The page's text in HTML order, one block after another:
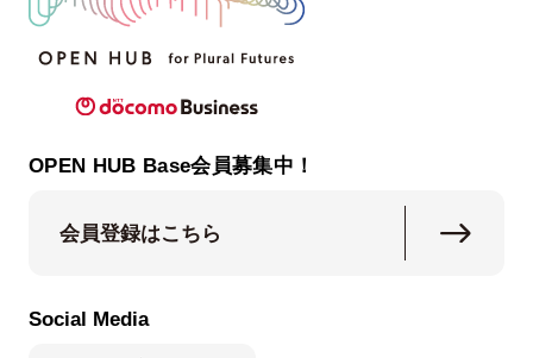
OPEN HUB Base会員募集中！
会員登録はこちら
Social Media